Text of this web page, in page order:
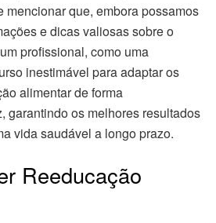
mencionar que, embora possamos
e dicas valiosas sobre o
profissional, como uma
inestimável para adaptar os
alimentar de forma
garantindo os melhores resultados
vida saudável a longo prazo.
Reeducação